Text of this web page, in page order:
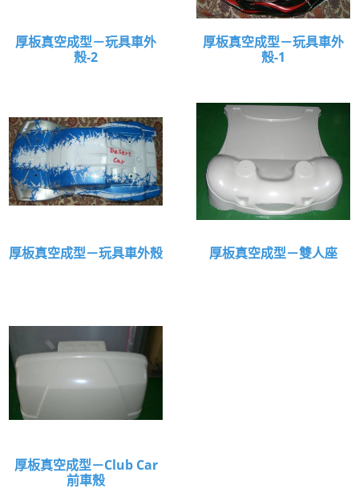
厚板真空成型－玩具車外
殼-2
厚板真空成型－玩具車外
殼-1
厚板真空成型－玩具車外殼 厚板真空成型－雙人座
厚板真空成型－Club Car
前車殼